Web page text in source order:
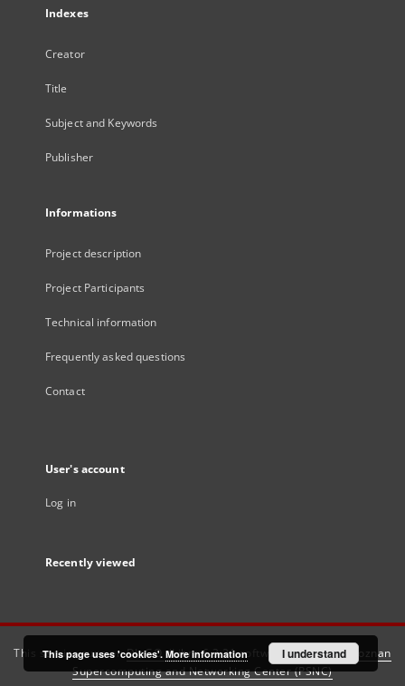
Indexes
Creator
Title
Subject and Keywords
Publisher
Informations
Project description
Project Participants
Technical information
Frequently asked questions
Contact
User's account
Log in
Recently viewed
This service runs onDInGO dLibra 6.3.21software created by
Poznan
Supercomputing and Networking Center (PSNC)
This page uses 'cookies'. More information I understand